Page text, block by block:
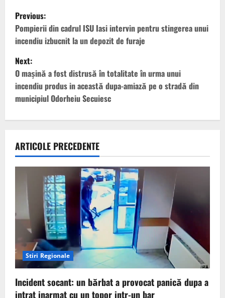
P
o
s
t
n
a
v
i
t
i
o
n
Previous:
Pompierii din cadrul ISU Iasi intervin pentru stingerea unui
incendiu izbucnit la un depozit de furaje
Next:
O maşină a fost distrusă în totalitate în urma unui
incendiu produs in această dupa-amiază pe o stradă din
municipiul Odorheiu Secuiesc
ARTICOLE PRECEDENTE
Stiri Regionale
Incident socant: un bărbat a provocat panică dupa a
intrat inarmat cu un topor intr-un bar